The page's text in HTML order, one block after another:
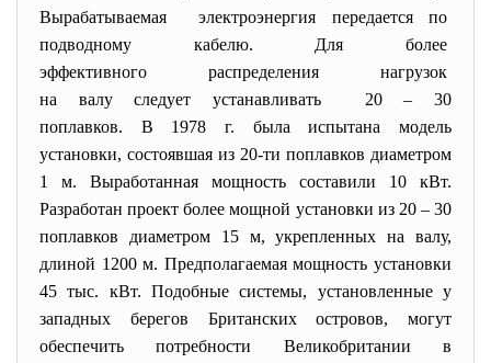
Вырабатываемая электроэнергия передается по
подводному кабелю. Для более
эффективного распределения нагрузок
на валу следует устанавливать 20 – 30
поплавков. В 1978 г. была испытана модель
установки, состоявшая из 20-ти поплавков диаметром
1 м. Выработанная мощность составили 10 кВт.
Разработан проект более мощной установки из 20 – 30
поплавков диаметром 15 м, укрепленных на валу,
длиной 1200 м. Предполагаемая мощность установки
45 тыс. кВт. Подобные системы, установленные у
западных берегов Британских островов, могут
обеспечить потребности Великобритании в